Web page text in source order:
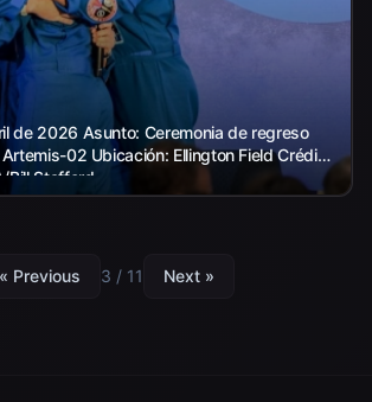
de 2026 Asunto: Ceremonia de regreso
02 Ubicación: Ellington Field Crédito
Bill Stafford
« Previous 3 / 11 Next »